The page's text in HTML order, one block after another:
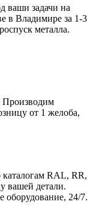
ваши задачи на
в Владимире за 1-3
металла.
Производим
от 1 желоба,
RAL, RR,
вашей детали.
оборудование, 24/7.